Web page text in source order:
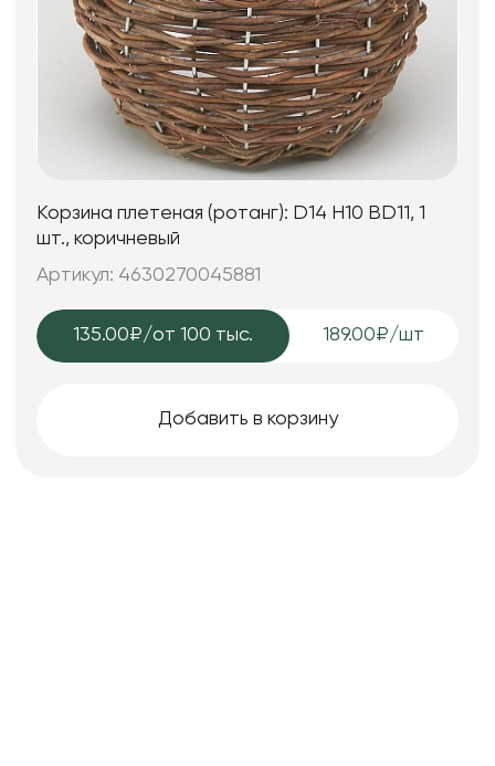
Корзина плетеная (ротанг): D14 H10 BD11, 1
шт., коричневый
Артикул: 4630270045881
135.00₽/от 100 тыс. 189.00₽/шт
Добавить в корзину